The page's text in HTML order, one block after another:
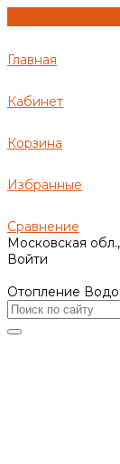
Главная
Кабинет
Корзина
Избранные
Сравнение
Московская
Войти
Отопление